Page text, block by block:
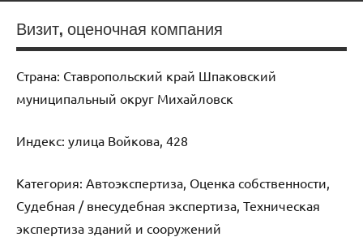
Визит, оценочная компания
Страна: Ставропольский край Шпаковский
муниципальный округ Михайловск
Индекс: улица Войкова, 428
Категория: Автоэкспертиза, Оценка собственности,
Судебная / внесудебная экспертиза, Техническая
экспертиза зданий и сооружений